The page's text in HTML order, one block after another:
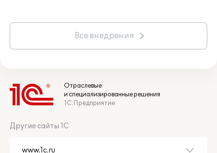
Все внедрения
Отраслевые
и специализированные решения
1С:Предприятие
Другие сайты 1С